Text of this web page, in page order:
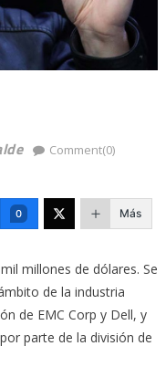
Comment(0)
0 Más
millones de dólares. Se
de la industria
de EMC Corp y Dell, y
parte de la división de